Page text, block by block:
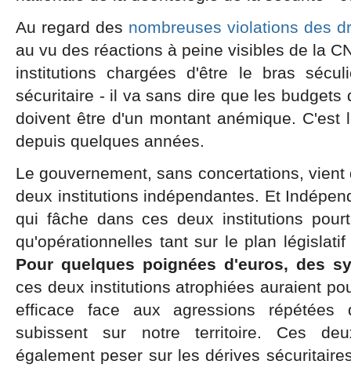
Au regard des nombreuses violations des
au vu des réactions à peine visibles de la
institutions chargées d'être le bras
sécuritaire - il va sans dire que les
doivent être d'un montant anémique.
depuis quelques années.
Le gouvernement, sans concertations,
deux institutions indépendantes. Et
qui fâche dans ces deux institutions
qu'opérationnelles tant sur le plan
Pour quelques poignées d'euros, des
ces deux institutions atrophiées auraient
efficace face aux agressions répétées
subissent sur notre territoire. Ces
également peser sur les dérives